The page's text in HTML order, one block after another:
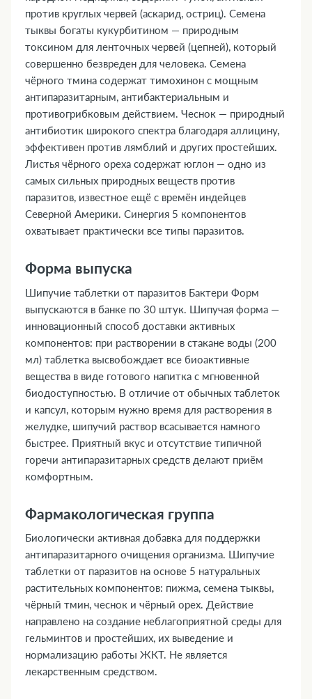
против круглых червей (аскарид, остриц). Семена
тыквы богаты кукурбитином — природным
токсином для ленточных червей (цепней), который
совершенно безвреден для человека. Семена
чёрного тмина содержат тимохинон с мощным
антипаразитарным, антибактериальным и
противогрибковым действием. Чеснок — природный
антибиотик широкого спектра благодаря аллицину,
эффективен против лямблий и других простейших.
Листья чёрного ореха содержат юглон — одно из
самых сильных природных веществ против
паразитов, известное ещё с времён индейцев
Северной Америки. Синергия 5 компонентов
охватывает практически все типы паразитов.
Форма выпуска
Шипучие таблетки от паразитов Бактери Форм
выпускаются в банке по 30 штук. Шипучая форма —
инновационный способ доставки активных
компонентов: при растворении в стакане воды (200
мл) таблетка высвобождает все биоактивные
вещества в виде готового напитка с мгновенной
биодоступностью. В отличие от обычных таблеток
и капсул, которым нужно время для растворения в
желудке, шипучий раствор всасывается намного
быстрее. Приятный вкус и отсутствие типичной
горечи антипаразитарных средств делают приём
комфортным.
Фармакологическая группа
Биологически активная добавка для поддержки
антипаразитарного очищения организма. Шипучие
таблетки от паразитов на основе 5 натуральных
растительных компонентов: пижма, семена тыквы,
чёрный тмин, чеснок и чёрный орех. Действие
направлено на создание неблагоприятной среды для
гельминтов и простейших, их выведение и
нормализацию работы ЖКТ. Не является
лекарственным средством.